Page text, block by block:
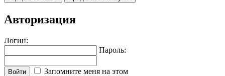
Авторизация
Логин:
Пароль:
Войти
Запомните меня на этом